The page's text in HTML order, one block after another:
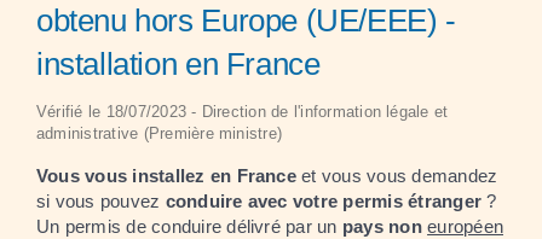
obtenu hors Europe (UE/EEE) -
installation en France
Vérifié le 18/07/2023 - Direction de l'information légale et
administrative (Première ministre)
Vous vous installez en Franceet vous vous demandez
si vous pouvez conduire avec votre permis étranger ?
Un permis de conduire délivré par un pays noneuropéen